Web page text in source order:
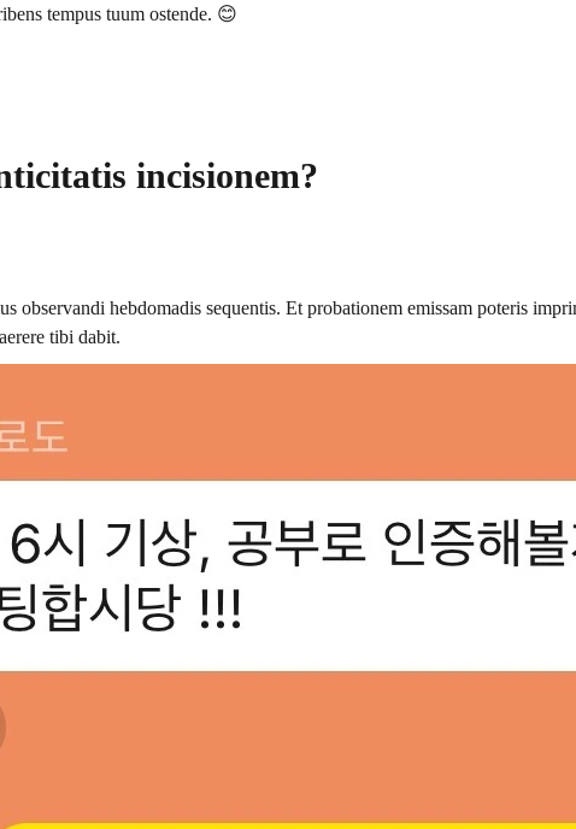
tempus tuum ostende. 😊
incisionem?
hebdomadis sequentis. Et probationem emissam poteris
tibi dabit.